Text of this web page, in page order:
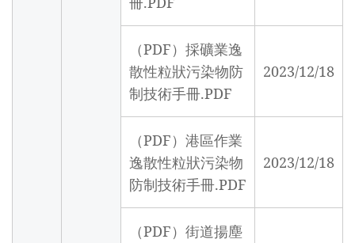
（PDF）採礦業逸
散性粒狀污染物防
制技術手冊.PDF
2023/12/18
（PDF）港區作業
逸散性粒狀污染物
防制技術手冊.PDF
2023/12/18
（PDF）街道揚塵